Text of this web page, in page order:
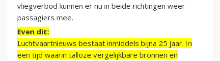
vliegverbod kunnen er nu in beide richtingen weer
passagiers mee.
Even dit:
Luchtvaartnieuws bestaat inmiddels bijna 25 jaar. In
een tijd waarin talloze vergelijkbare bronnen en